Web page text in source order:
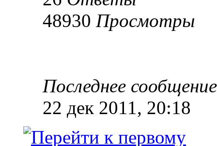
48930 Просмотры
Последнее
22 дек 2011, 20:18